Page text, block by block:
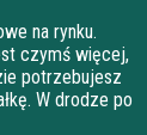
na rynku.
czymś więcej,
potrzebujesz
W drodze po